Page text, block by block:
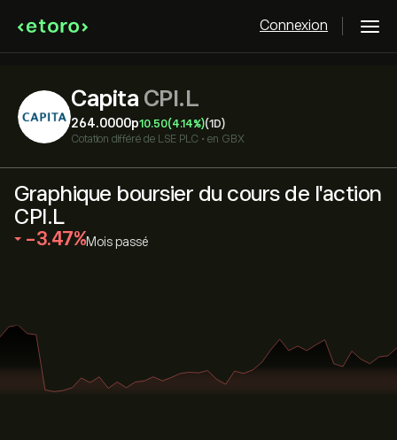
Connexion
Capita CPI.L
264.0000‎p‎10.50(4.14%)(1D)
Cotation différé de LSE PLC • en GBX
Graphique boursier du cours de l'action
CPI.L
‎-3.47‎ Mois passé